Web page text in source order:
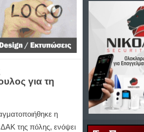
για τη
η
της πόλης, ενόψει